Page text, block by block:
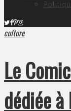
culture
Le
dédiée